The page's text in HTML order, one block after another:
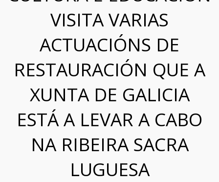
VISITA VARIAS
ACTUACIÓNS DE
RESTAURACIÓN QUE A
XUNTA DE GALICIA
ESTÁ A LEVAR A CABO
NA RIBEIRA SACRA
LUGUESA